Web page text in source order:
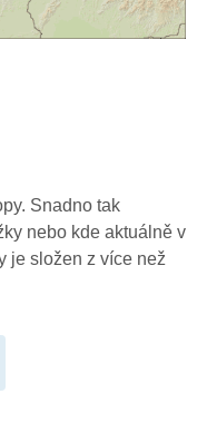
Snadno tak
nebo kde aktuálně v
je složen z více než